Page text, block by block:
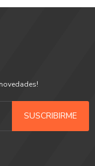
SUSCRIBIRME